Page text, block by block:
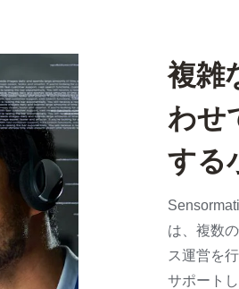
複雑
わせ
する
は、複数
ス運営を
サポート